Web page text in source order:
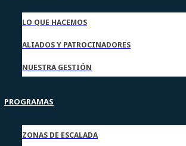
LO QUE HACEMOS
ALIADOS Y PATROCINADORES
NUESTRA GESTIÓN
PROGRAMAS
ZONAS DE ESCALADA